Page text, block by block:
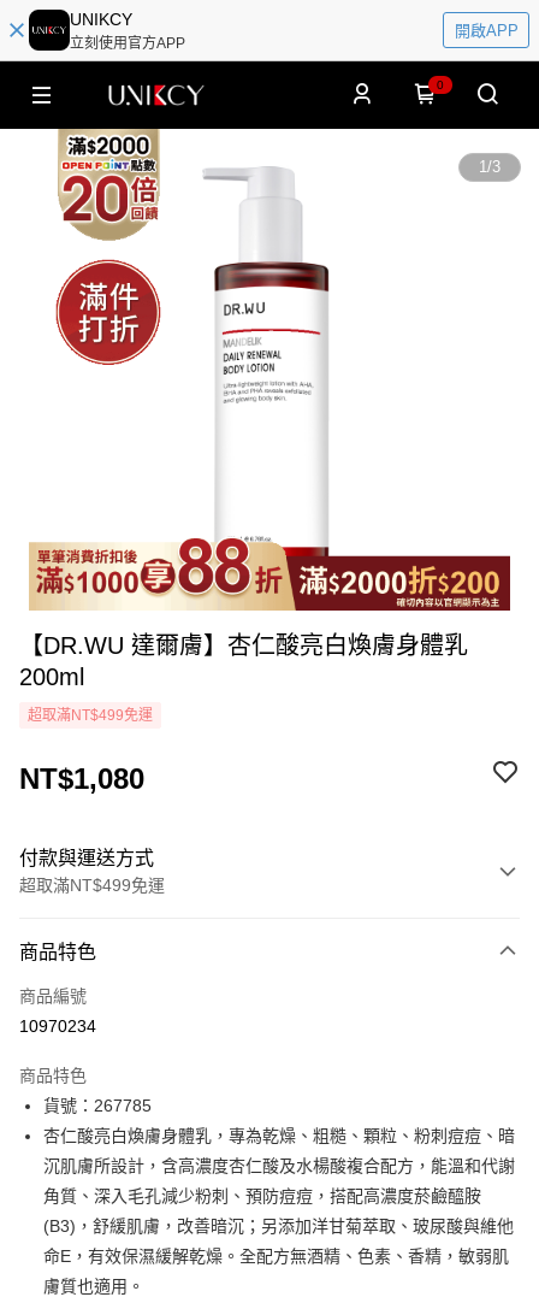
UNIKCY
立刻使用官方APP
開啟APP
0
1/3
【DR.WU 達爾膚】杏仁酸亮白煥膚身體乳
200ml
超取滿NT$499免運
NT$1,080
付款與運送方式
超取滿NT$499免運
icash Pay
信用卡一次付款
LINE Pay
Apple Pay
街口支付
悠遊付
Google Pay
商品特色
商品編號
10970234
商品特色
貨號：267785
杏仁酸亮白煥膚身體乳，專為乾燥、粗糙、顆粒、粉刺痘痘、暗
沉肌膚所設計，含高濃度杏仁酸及水楊酸複合配方，能溫和代謝
角質、深入毛孔減少粉刺、預防痘痘，搭配高濃度菸鹼醯胺
(B3)，舒緩肌膚，改善暗沉；另添加洋甘菊萃取、玻尿酸與維他
命E，有效保濕緩解乾燥。全配方無酒精、色素、香精，敏弱肌
膚質也適用。